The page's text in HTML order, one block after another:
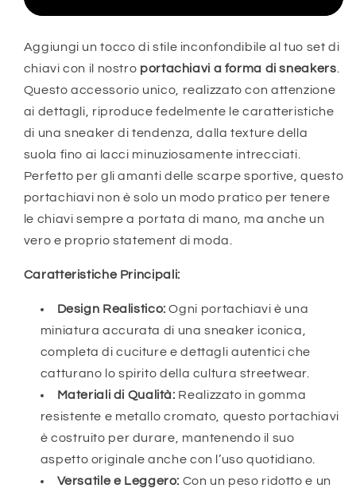
Aggiungi un tocco di stile inconfondibile al tuo set di
chiavi con il nostro portachiavi a forma di sneakers.
Questo accessorio unico, realizzato con attenzione
ai dettagli, riproduce fedelmente le caratteristiche
di una sneaker di tendenza, dalla texture della
suola fino ai lacci minuziosamente intrecciati.
Perfetto per gli amanti delle scarpe sportive, questo
portachiavi non è solo un modo pratico per tenere
le chiavi sempre a portata di mano, ma anche un
vero e proprio statement di moda.
Caratteristiche Principali:
Design Realistico: Ogni portachiavi è una
miniatura accurata di una sneaker iconica,
completa di cuciture e dettagli autentici che
catturano lo spirito della cultura streetwear.
Materiali di Qualità: Realizzato in gomma
resistente e metallo cromato, questo portachiavi
è costruito per durare, mantenendo il suo
aspetto originale anche con l’uso quotidiano.
Versatile e Leggero: Con un peso ridotto e un